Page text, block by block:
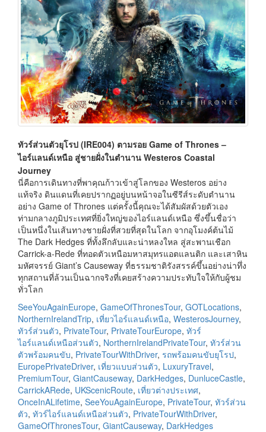
ทัวร์ส่วนตัวยุโรป (IRE004) ตามรอย Game of Thrones –
ไอร์แลนด์เหนือ สู่ชายฝั่งในตำนาน Westeros Coastal
Journey
นี่คือการเดินทางที่พาคุณก้าวเข้าสู่โลกของ Westeros อย่าง
แท้จริง ดินแดนที่เคยปรากฏอยู่บนหน้าจอในซีรีส์ระดับตำนาน
อย่าง Game of Thrones แต่ครั้งนี้คุณจะได้สัมผัสด้วยตัวเอง
ท่ามกลางภูมิประเทศที่ยิ่งใหญ่ของไอร์แลนด์เหนือ ซึ่งขึ้นชื่อว่า
เป็นหนึ่งในเส้นทางชายฝั่งที่สวยที่สุดในโลก จากอุโมงค์ต้นไม้
The Dark Hedges ที่ทั้งลึกลับและน่าหลงใหล สู่สะพานเชือก
Carrick-a-Rede ที่ทอดตัวเหนือมหาสมุทรแอตแลนติก และเสาหิน
มหัศจรรย์ Giant’s Causeway ที่ธรรมชาติรังสรรค์ขึ้นอย่างน่าทึ่ง
ทุกสถานที่ล้วนเป็นฉากจริงที่เคยสร้างความประทับใจให้กับผู้ชม
ทั่วโลก
SeeYouAgainEurope, GameOfThronesTour, GOTLocations,
NorthernIrelandTrip, เที่ยวไอร์แลนด์เหนือ, WesterosJourney,
ทัวร์ส่วนตัว, PrivateTour, PrivateTourEurope, ทัวร์
ไอร์แลนด์เหนือส่วนตัว, NorthernIrelandPrivateTour, ทัวร์ส่วน
ตัวพร้อมคนขับ, PrivateTourWithDriver, รถพร้อมคนขับยุโรป,
EuropePrivateDriver, เที่ยวแบบส่วนตัว, LuxuryTravel,
PremiumTour, GiantCauseway, DarkHedges, DunluceCastle,
CarrickARede, UKScenicRoute, เที่ยวต่างประเทศ,
OnceInALifetime, SeeYouAgainEurope, PrivateTour, ทัวร์ส่วน
ตัว, ทัวร์ไอร์แลนด์เหนือส่วนตัว, PrivateTourWithDriver,
GameOfThronesTour, GiantCauseway, DarkHedges